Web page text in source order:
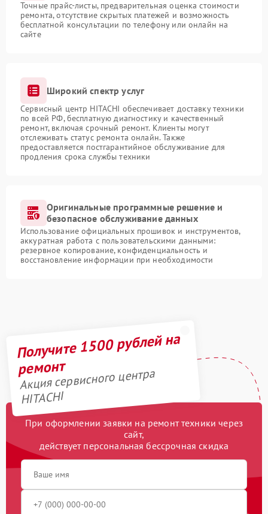
Точные прайс-листы, предварительная оценка стоимости
ремонта, отсутствие скрытых платежей и возможность
бесплатной консультации по телефону или онлайн на
сайте
Широкий спектр услуг
Сервисный центр HITACHI обеспечивает доставку техники
по всей РФ, бесплатную диагностику и качественный
ремонт, включая срочный ремонт. Клиенты могут
отслеживать статус ремонта онлайн. Также
предоставляется постгарантийное обслуживание для
продления срока службы техники
Оригинальные программные решение и
безопасное обслуживание данных
Использование официальных прошивок и инструментов,
аккуратная работа с пользовательскими данными:
резервное копирование, конфиденциальность и
восстановление информации при необходимости
Получите 1500 рублей на
ремонт
Акция сервисного центра
HITACHI
При оформлении заявки на ремонт техники через
сайт,
действует персональная бессрочная скидка